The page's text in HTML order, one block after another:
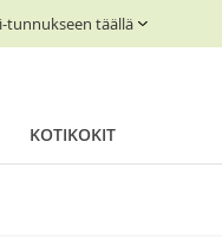
tunnukseen täällä
KOTIKOKIT